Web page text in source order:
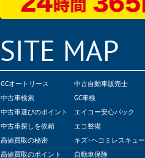
SITE MAP
GCオートリース
中古車検索
中古車選びのポイント
中古車探しを依頼
高値買取の秘密
高値買取のポイント
中古自動車販売士
GC車検
エイコー安心パック
エコ整備
キズ･ヘコミレスキュー
自動車保険